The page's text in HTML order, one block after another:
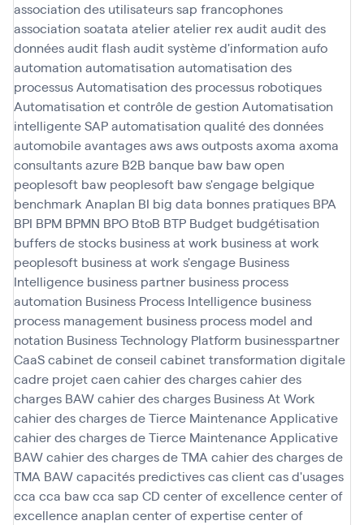
association des utilisateurs sap francophones
association soatata atelieratelier rex auditaudit des
donnéesaudit flashaudit système d'information aufo
automation automatisation automatisation des
processusAutomatisation des processus robotiques
Automatisation et contrôle de gestion Automatisation
intelligente SAPautomatisation qualité des données
automobileavantagesawsaws outpostsaxoma axoma
consultantsazure B2B banque baw baw open
peoplesoft baw peoplesoft baw s'engage belgique
benchmark Anaplan BI big data bonnes pratiques BPA
BPI BPM BPMN BPO BtoB BTP Budget budgétisation
buffers de stocks business at work business at work
peoplesoft business at work s'engage Business
Intelligence business partner business process
automation Business Process Intelligence business
process management business process model and
notation Business Technology Platform businesspartner
CaaScabinet de conseil cabinet transformation digitale
cadre projetcaen cahier des chargescahier des
charges BAWcahier des charges Business At Work
cahier des charges de Tierce Maintenance Applicative
cahier des charges de Tierce Maintenance Applicative
BAWcahier des charges de TMA cahier des charges de
TMA BAWcapacités predictivescas clientcas d'usages
cca cca bawcca sap CD center of excellencecenter of
excellence anaplan center of expertisecenter of